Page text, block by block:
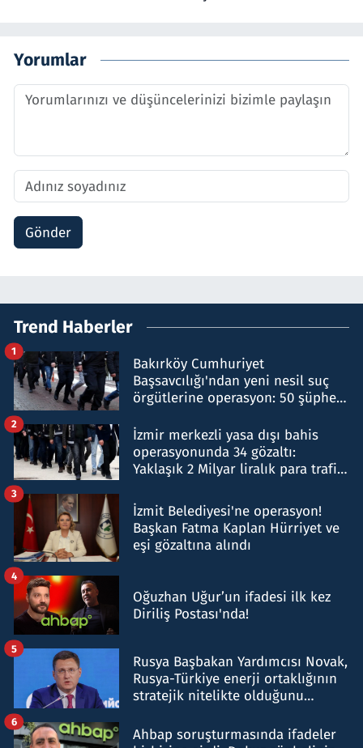
Yorumlar
Gönder
Trend Haberler
Bakırköy Cumhuriyet
Başsavcılığı'ndan yeni nesil suç
örgütlerine operasyon: 50 şüpheli
1
İzmir merkezli yasa dışı bahis
operasyonunda 34 gözaltı:
Yaklaşık 2 Milyar liralık para trafiği
2
İzmit Belediyesi'ne operasyon!
Başkan Fatma Kaplan Hürriyet ve
eşi gözaltına alındı
3
Oğuzhan Uğur’un ifadesi ilk kez
Diriliş Postası'nda!
4
Rusya Başbakan Yardımcısı Novak,
Rusya-Türkiye enerji ortaklığının
stratejik nitelikte olduğunu
5
Ahbap soruşturmasında ifadeler
6